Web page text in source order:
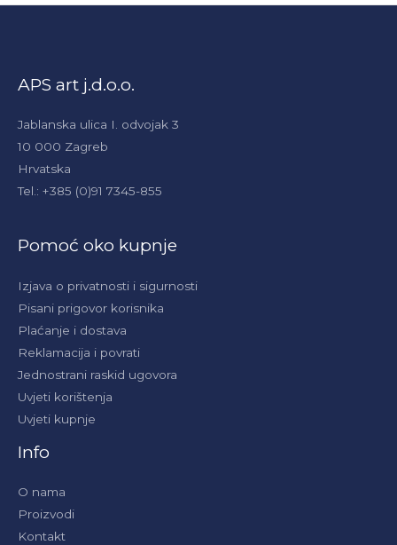
APS art j.d.o.o.
Jablanska ulica I. odvojak 3
10 000 Zagreb
Hrvatska
Tel.: +385 (0)91 7345-855
Pomoć oko kupnje
Izjava o privatnosti i sigurnosti
Pisani prigovor korisnika
Plaćanje i dostava
Reklamacija i povrati
Jednostrani raskid ugovora
Uvjeti korištenja
Uvjeti kupnje
Info
O nama
Proizvodi
Kontakt